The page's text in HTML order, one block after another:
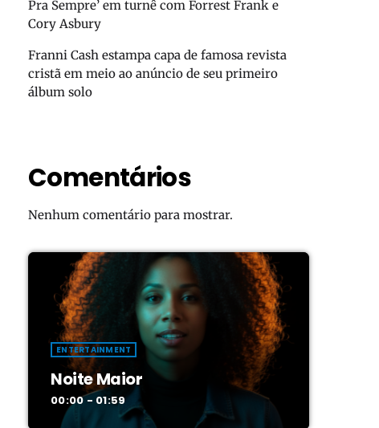
Pra Sempre’ em turnê com Forrest Frank e
Cory Asbury
Franni Cash estampa capa de famosa revista
cristã em meio ao anúncio de seu primeiro
álbum solo
Comentários
Nenhum comentário para mostrar.
ENTERTAINMENT
Noite Maior
00:00 - 01:59